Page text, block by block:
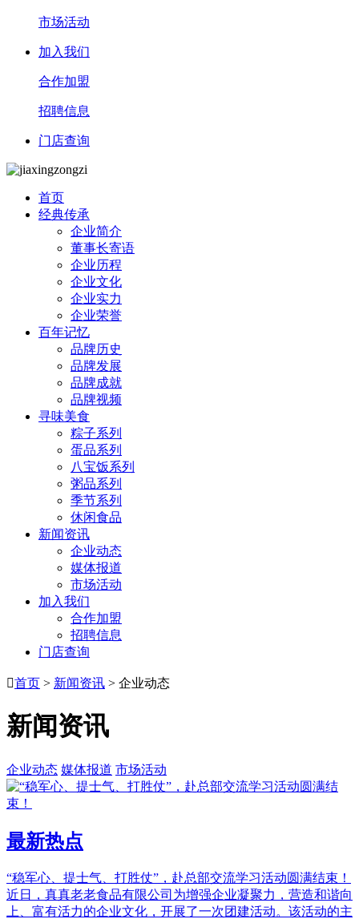
市场活动
加入我们
合作加盟
招聘信息
门店查询
首页
经典传承
企业简介
董事长寄语
企业历程
企业文化
企业实力
企业荣誉
百年记忆
品牌历史
品牌发展
品牌成就
品牌视频
寻味美食
粽子系列
蛋品系列
八宝饭系列
粥品系列
季节系列
休闲食品
新闻资讯
企业动态
媒体报道
市场活动
加入我们
合作加盟
招聘信息
门店查询
首页 > 新闻资讯 > 企业动态
新闻资讯
企业动态 媒体报道 市场活动
最新热点
“稳军心、提士气、打胜仗”，赴总部交流学习活动圆满结束！
近日，真真老老食品有限公司为增强企业凝聚力，营造和谐向
上、富有活力的企业文化，开展了一次团建活动。该活动的主